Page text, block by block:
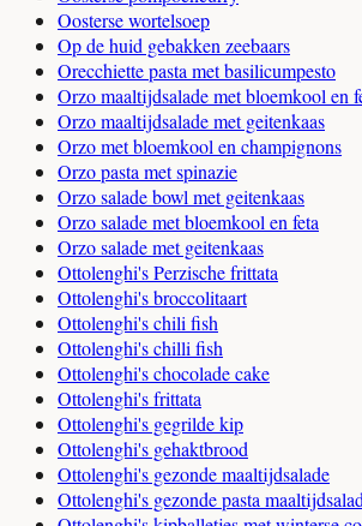
Oosterse wortelsoep
Op de huid gebakken zeebaars
Orecchiette pasta met basilicumpesto
Orzo maaltijdsalade met bloemkool en
Orzo maaltijdsalade met geitenkaas
Orzo met bloemkool en champignons
Orzo pasta met spinazie
Orzo salade bowl met geitenkaas
Orzo salade met bloemkool en feta
Orzo salade met geitenkaas
Ottolenghi's Perzische frittata
Ottolenghi's broccolitaart
Ottolenghi's chili fish
Ottolenghi's chilli fish
Ottolenghi's chocolade cake
Ottolenghi's frittata
Ottolenghi's gegrilde kip
Ottolenghi's gehaktbrood
Ottolenghi's gezonde maaltijdsalade
Ottolenghi's gezonde pasta